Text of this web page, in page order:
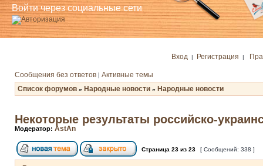
Войти через социальные сети
Вход | Регистрация |
Сообщения без ответов | Активные темы
Список форумов » Народные новости » Народные новости
Некоторые результаты российско-
Модератор: AstAn
Страница 23 из 23 [ Сообщений: 338 ]